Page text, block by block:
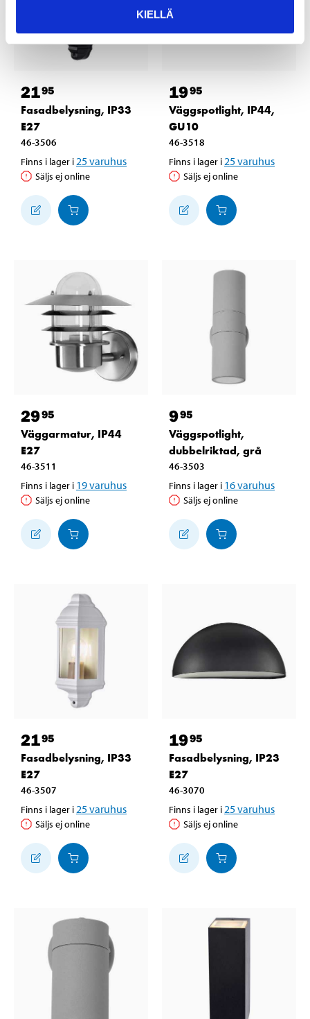
KIELLÄ
2195
Fasadbelysning, IP33
E27
46-3506
Finns i lager i 25varuhus
Säljs ej online
1995
Väggspotlight, IP44,
GU10
46-3518
Finns i lager i 25varuhus
Säljs ej online
2995
Väggarmatur, IP44
E27
46-3511
Finns i lager i 19varuhus
Säljs ej online
995
Väggspotlight,
dubbelriktad, grå
46-3503
Finns i lager i 16varuhus
Säljs ej online
2195
Fasadbelysning, IP33
E27
46-3507
Finns i lager i 25varuhus
Säljs ej online
1995
Fasadbelysning, IP23
E27
46-3070
Finns i lager i 25varuhus
Säljs ej online